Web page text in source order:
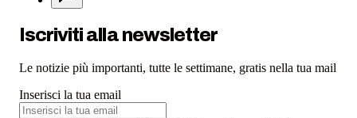
Iscriviti alla newsletter
Le notizie più importanti, tutte le settimane, gratis nella tua mail
Inserisci la tua email